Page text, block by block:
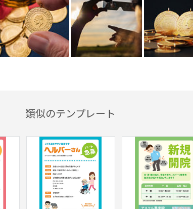
類似のテンプレート